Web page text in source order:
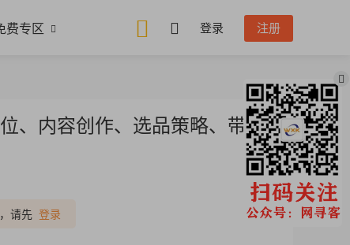
费专区 登录 注册
、内容创作、选品策略、带货
推广
请先 登录